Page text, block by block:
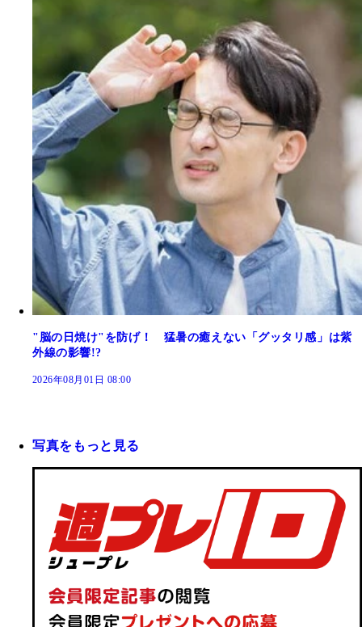
"脳の日焼け"を防げ！ 猛暑の癒えない「グッタリ感」は紫
外線の影響!?
2026年08月01日 08:00
写真をもっと見る